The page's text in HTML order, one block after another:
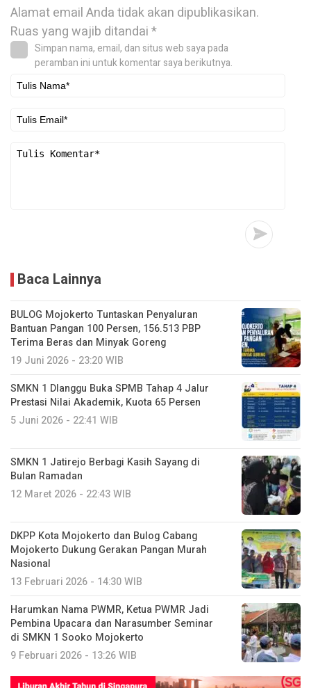
Alamat email Anda tidak akan dipublikasikan.
Ruas yang wajib ditandai*
Simpan nama, email, dan situs web saya pada
peramban ini untuk komentar saya berikutnya.
Baca Lainnya
BULOG Mojokerto Tuntaskan Penyaluran
Bantuan Pangan 100 Persen, 156.513 PBP
Terima Beras dan Minyak Goreng
19 Juni 2026 - 23:20 WIB
SMKN 1 Dlanggu Buka SPMB Tahap 4 Jalur
Prestasi Nilai Akademik, Kuota 65 Persen
5 Juni 2026 - 22:41 WIB
SMKN 1 Jatirejo Berbagi Kasih Sayang di
Bulan Ramadan
12 Maret 2026 - 22:43 WIB
DKPP Kota Mojokerto dan Bulog Cabang
Mojokerto Dukung Gerakan Pangan Murah
Nasional
13 Februari 2026 - 14:30 WIB
Harumkan Nama PWMR, Ketua PWMR Jadi
Pembina Upacara dan Narasumber Seminar
di SMKN 1 Sooko Mojokerto
9 Februari 2026 - 13:26 WIB